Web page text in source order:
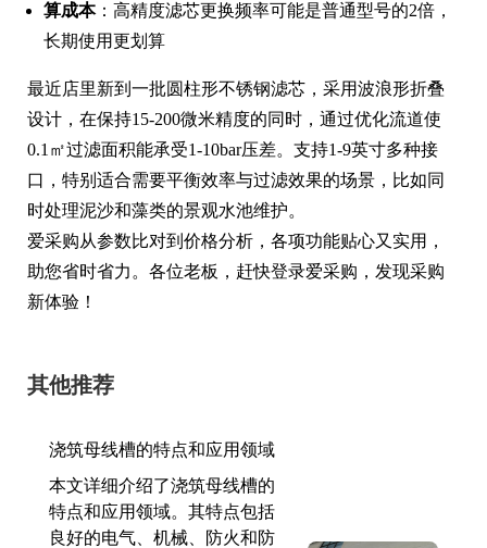
算成本：高精度滤芯更换频率可能是普通型号的2倍，
长期使用更划算
最近店里新到一批圆柱形不锈钢滤芯，采用波浪形折叠
设计，在保持15-200微米精度的同时，通过优化流道使
0.1㎡过滤面积能承受1-10bar压差。支持1-9英寸多种接
口，特别适合需要平衡效率与过滤效果的场景，比如同
时处理泥沙和藻类的景观水池维护。
爱采购从参数比对到价格分析，各项功能贴心又实用，
助您省时省力。各位老板，赶快登录爱采购，发现采购
新体验！
其他推荐
浇筑母线槽的特点和应用领域
本文详细介绍了浇筑母线槽的
特点和应用领域。其特点包括
良好的电气、机械、防火和防